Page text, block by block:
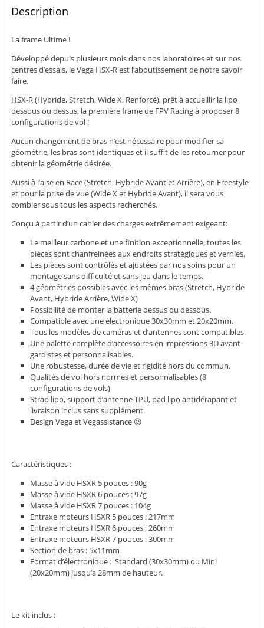
Description
La frame Ultime !
Développé depuis plusieurs mois dans nos laboratoires et sur nos
centres d’essais, le Vega HSX-R est l’aboutissement de notre savoir
faire.
HSX-R (Hybride, Stretch, Wide X, Renforcé), prêt à accueillir la lipo
dessous ou dessus, la première frame de FPV Racing à proposer 8
configurations de vol !
Aucun changement de bras n’est nécessaire pour modifier sa
géométrie, les bras sont identiques et il suffit de les retourner pour
obtenir la géométrie désirée.
Aussi à l’aise en Race (Stretch, Hybride Avant et Arrière), en Freestyle
et pour la prise de vue (Wide X et Hybride Avant), il sera vous
combler sous tous les aspects recherchés.
Conçu à partir d’un cahier des charges extrêmement exigeant:
Le meilleur carbone et une finition exceptionnelle, toutes les
pièces sont chanfreinées aux endroits stratégiques et vernies.
Les pièces sont contrôlés et ajustées par nos soins pour un
montage sans difficulté et sans jeu dans le temps.
4 géométries possibles avec les mêmes bras (Stretch, Hybride
Avant, Hybride Arrière, Wide X)
Possibilité de monter la batterie dessus ou dessous.
Compatible avec une électronique 30x30mm et 20x20mm.
Tous les modèles de caméras et d’antennes sont compatibles.
Une palette complète d’accessoires en impressions 3D avant-
gardistes et personnalisables.
Une robustesse, durée de vie et rigidité hors du commun.
Qualités de vol hors normes et personnalisables (8
configurations de vols)
Strap lipo, support d’antenne TPU, pad lipo antidérapant et
livraison inclus sans supplément.
Design Vega et Vegassistance 😉
Caractéristiques :
Masse à vide HSXR 5 pouces : 90g
Masse à vide HSXR 6 pouces : 97g
Masse à vide HSXR 7 pouces : 104g
Entraxe moteurs HSXR 5 pouces : 217mm
Entraxe moteurs HSXR 6 pouces : 260mm
Entraxe moteurs HSXR 7 pouces : 300mm
Section de bras : 5x11mm
Format d’électronique : Standard (30x30mm) ou Mini
(20x20mm) jusqu’a 28mm de hauteur.
Le kit inclus :